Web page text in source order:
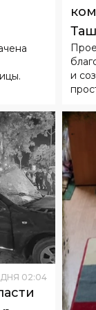
и
02